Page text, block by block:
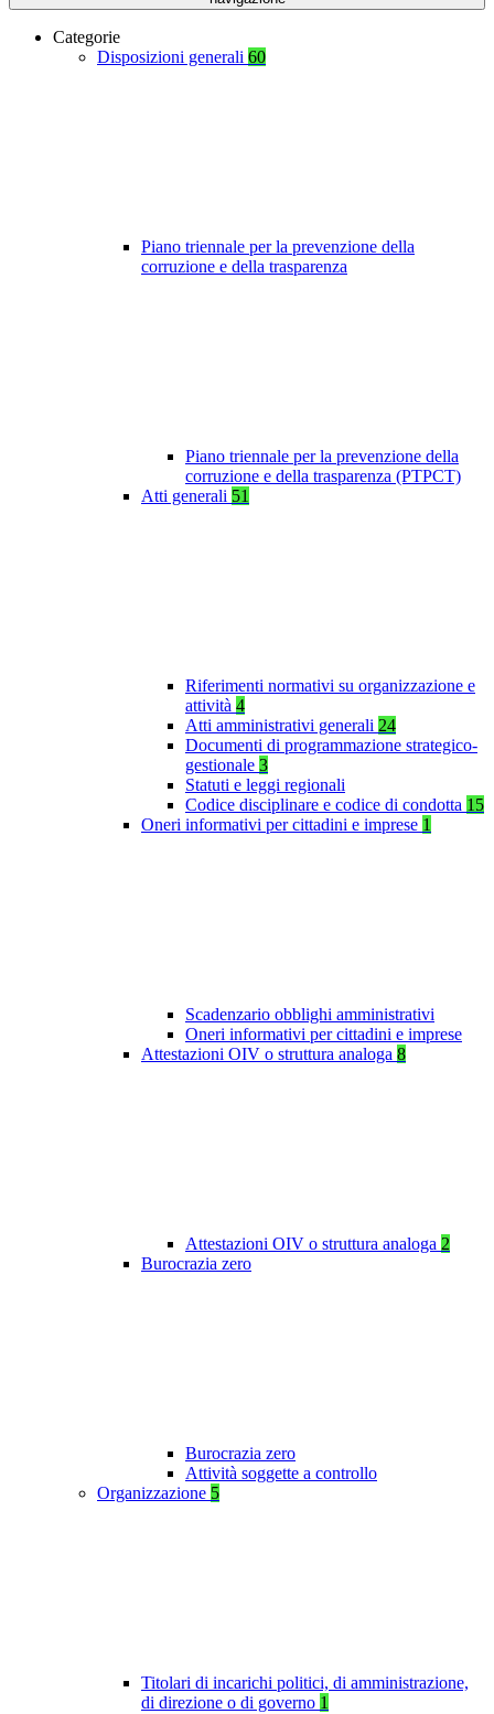
Categorie
Disposizioni generali 60
Piano triennale per la prevenzione della
corruzione e della trasparenza
Piano triennale per la prevenzione della
corruzione e della trasparenza (PTPCT)
Atti generali 51
Riferimenti normativi su organizzazione e
attività 4
Atti amministrativi generali 24
Documenti di programmazione strategico-
gestionale 3
Statuti e leggi regionali
Codice disciplinare e codice di condotta 15
Oneri informativi per cittadini e imprese 1
Scadenzario obblighi amministrativi
Oneri informativi per cittadini e imprese
Attestazioni OIV o struttura analoga 8
Attestazioni OIV o struttura analoga 2
Burocrazia zero
Burocrazia zero
Attività soggette a controllo
Organizzazione 5
Titolari di incarichi politici, di amministrazione,
di direzione o di governo 1